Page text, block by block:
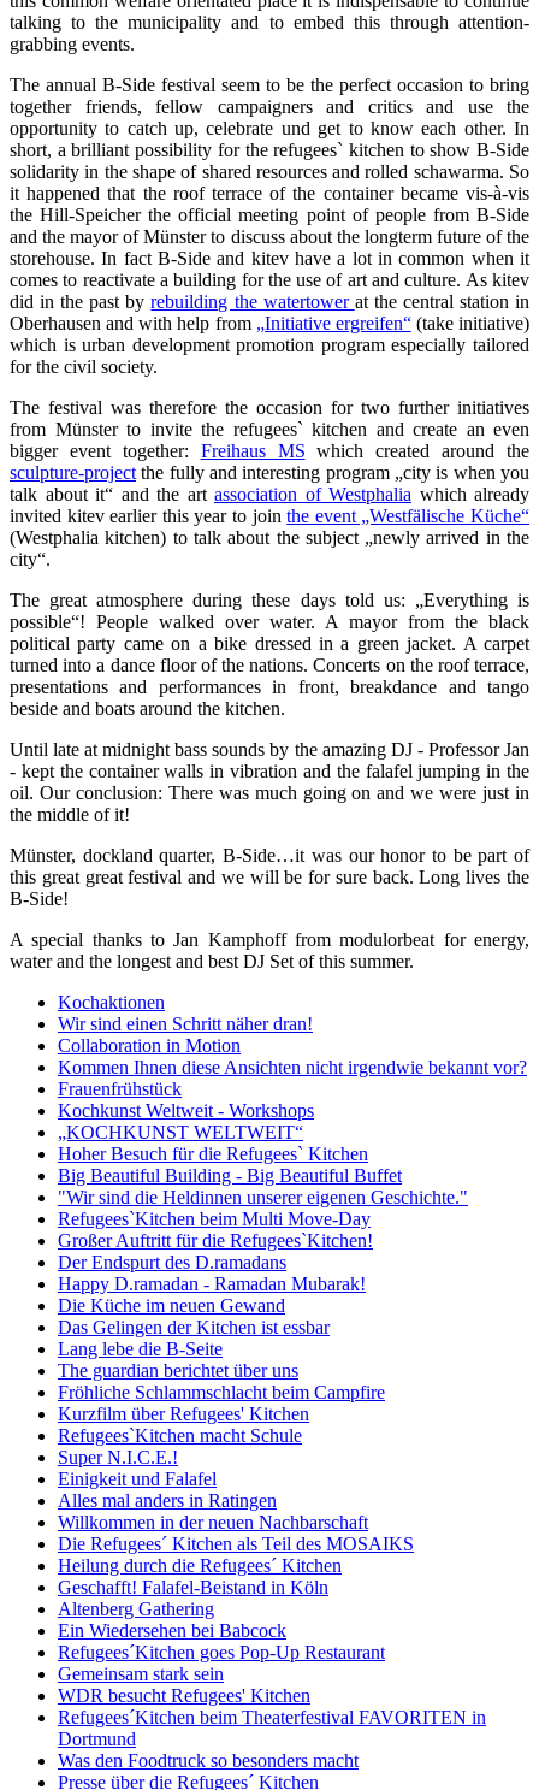
talking to the municipality and to embed this through attention-
grabbing events.
The annual B-Side festival seem to be the perfect occasion to bring
together friends, fellow campaigners and critics and use the
opportunity to catch up, celebrate und get to know each other. In
short, a brilliant possibility for the refugees` kitchen to show B-Side
solidarity in the shape of shared resources and rolled schawarma. So
it happened that the roof terrace of the container became vis-à-vis
the Hill-Speicher the official meeting point of people from B-Side
and the mayor of Münster to discuss about the longterm future of the
storehouse. In fact B-Side and kitev have a lot in common when it
comes to reactivate a building for the use of art and culture. As kitev
did in the past byrebuilding the watertower at the central station in
Oberhausen and with help from „Initiative ergreifen“(take initiative)
which is urban development promotion program especially tailored
for the civil society.
The festival was therefore the occasion for two further initiatives
from Münster to invite the refugees` kitchen and create an even
bigger event together: Freihaus MS which created around the
sculpture-project the fully and interesting program „city is when you
talk about it“ and the art association of Westphalia which already
invited kitev earlier this year to jointhe event „Westfälische Küche“
(Westphalia kitchen) to talk about the subject „newly arrived in the
city“.
The great atmosphere during these days told us: „Everything is
possible“! People walked over water. A mayor from the black
political party came on a bike dressed in a green jacket. A carpet
turned into a dance floor of the nations. Concerts on the roof terrace,
presentations and performances in front, breakdance and tango
beside and boats around the kitchen.
Until late at midnight bass sounds by the amazing DJ - Professor Jan
- kept the container walls in vibration and the falafel jumping in the
oil. Our conclusion: There was much going on and we were just in
the middle of it!
Münster, dockland quarter, B-Side…it was our honor to be part of
this great great festival and we will be for sure back. Long lives the
B-Side!
A special thanks to Jan Kamphoff from modulorbeat for energy,
water and the longest and best DJ Set of this summer.
Kochaktionen
Wir sind einen Schritt näher dran!
Collaboration in Motion
Kommen Ihnen diese Ansichten nicht irgendwie bekannt vor?
Frauenfrühstück
Kochkunst Weltweit - Workshops
„KOCHKUNST WELTWEIT“
Hoher Besuch für die Refugees` Kitchen
Big Beautiful Building - Big Beautiful Buffet
"Wir sind die Heldinnen unserer eigenen Geschichte."
Refugees`Kitchen beim Multi Move-Day
Großer Auftritt für die Refugees`Kitchen!
Der Endspurt des D.ramadans
Happy D.ramadan - Ramadan Mubarak!
Die Küche im neuen Gewand
Das Gelingen der Kitchen ist essbar
Lang lebe die B-Seite
The guardian berichtet über uns
Fröhliche Schlammschlacht beim Campfire
Kurzfilm über Refugees' Kitchen
Refugees`Kitchen macht Schule
Super N.I.C.E.!
Einigkeit und Falafel
Alles mal anders in Ratingen
Willkommen in der neuen Nachbarschaft
Die Refugees´ Kitchen als Teil des MOSAIKS
Heilung durch die Refugees´ Kitchen
Geschafft! Falafel-Beistand in Köln
Altenberg Gathering
Ein Wiedersehen bei Babcock
Refugees´Kitchen goes Pop-Up Restaurant
Gemeinsam stark sein
WDR besucht Refugees' Kitchen
Refugees´Kitchen beim Theaterfestival FAVORITEN in
Dortmund
Was den Foodtruck so besonders macht
Presse über die Refugees´ Kitchen